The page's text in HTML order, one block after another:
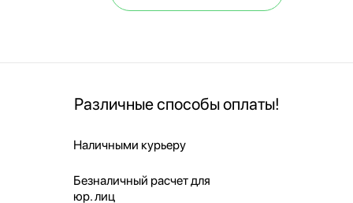
Различные способы оплаты!
Наличными курьеру
Безналичный расчет для
юр. лиц